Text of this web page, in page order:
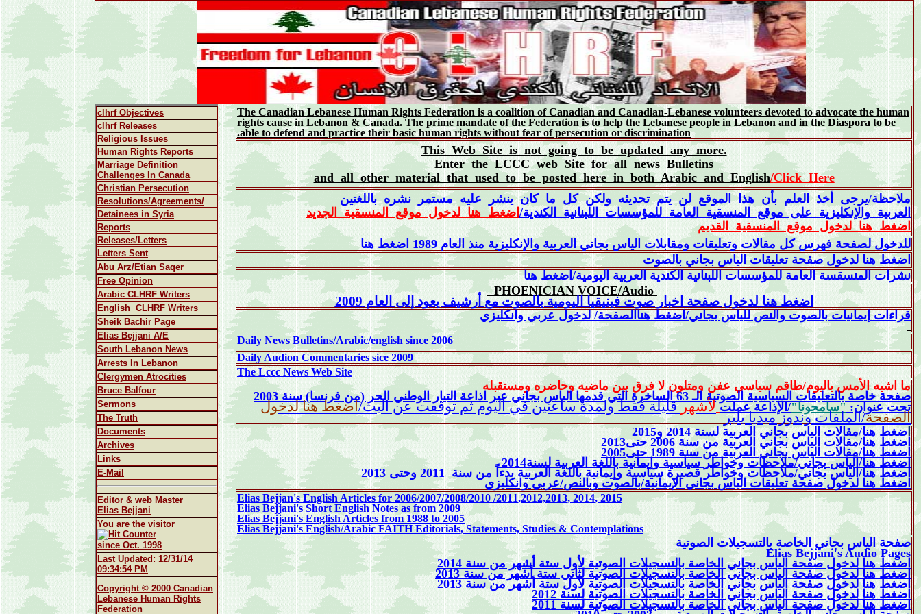
clhrf Objectives
clhrf Releases
Religious Issues
Human Rights Reports
Marriage Definition
Challenges In Canada
Christian Persecution
Resolutions/Agreements/
Detainees in Syria
Reports
Releases/Letters
Letters Sent
Abu Arz/Etian Saqer
Free Opinion
Arabic CLHRF Writers
English CLHRF Writers
Sheik Bachir Page
Elias Bejjani A/E
South Lebanon News
Arrests In Lebanon
Clergymen Atrocities
Bruce Balfour
Sermons
The Truth
Documents
Archives
Links
E-Mail
Editor & web Master
Elias Bejjani
You are the visitor
since Oct. 1998
Last Updated: 12/31/14
09:34:54 PM
Copyright © 2000 Canadian
Lebanese Human Rights
Federation
The Canadian Lebanese Human Rights Federation is a coalition of Canadian and Canadian-Lebanese volunteers devoted to advocate the human
rights cause in Lebanon & Canada. The prime mandate of the Federation is to help the Lebanese people in Lebanon and in the Diaspora to be
able to defend and practice their basic human rights without fear of persecution or discrimination.
This Web Site is not going to be updated any more.
Enter the LCCC web Site for all news Bulletins
and all other material that used to be posted here in both Arabic and English/Click Here
ملاحظة/يرجى أخذ العلم بأن هذا الموقع لن يتم تحديثه ولكن كل ما كان ينشر عليه مستمر نشره باللغتين
العربية والإنكليزية على موقع المنسقية العامة للمؤسسات اللبنانية الكندية/ اضغط هنا لدخول موقع المنسقية الجديد
اضغط هنا لدخول موقع المنسقية القديم
للدخول لصفحة فهرس كل مقالات وتعليقات ومقابلات الياس بجاني العربية والإنكليزية منذ العام 1989 اضغط هنا
اضغط هنا لدخول صفحة تعليقات الياس بجاني بالصوت
نشرات المنسقسة العامة للمؤسسات اللبنانية الكندية العربية اليومية/اضغط هنا
PHOENICIAN VOICE/Audio
اضغط هنا لدخول صفحة اخبار صوت فينيقيا اليومية بالصوت مع أرشيف يعود إلى العام 2009
قراءات إيمانيات بالصوت والنص للياس بجاني/اضغط هنا لدخول الصفحة/ عربي وانكليزي
Daily News Bulletins/Arabic/english since 2006
Daily Audion Commentaries sice 2009
The Lccc News Web Site
ما اشبه الأمس باليوم/طاقم سياسي عفن ومتلون لا فرق بين ماضيه وحاضره ومستقبله
صفحة خاصة بالتعليقات السياسية الصوتية الـ 63 الساخرة التي قدمها الياس بجاني عبر اذاعة
التيار الوطني الحر (من فرنسا) سنة 2003
تحت عنوان: "سامحونا"/الإذاعة عملت لأشهر قليلة فقط ولمدة ساعتين في اليوم ثم توقفت عن البث/اضغط هنا لدخول
الصفحة/الملفات وندوز ميديا بلير
اضغط هنا/مقالات الياس بجاني العربية لسنة 2014 و2015
اضغط هنا/مقالات الياس بجاني العربية من سنة 2006 حتى2013
اضغط هنا/مقالات الياس بجاني العربية من سنة 1989 حتى2005
اضغط هنا/ الياس بجاني/ملاحظات وخواطر سياسية وإيمانية باللغة العربية لسنة2014
اضغط هنا/الياس بجاني/ملاحظات وخواطر قصيرة سياسية وإيمانية باللغة العربية بدءاً من سنة2011 وحتى 2013
ضغط هنا لدخول صفحة تعليقات الياس بجاني الإيمانية/بالصوتوبالنص/عربي وانكليزي
Elias Bejjan's English Articles for 2006/2007/2008/2010 /2011,2012,2013, 2014, 2015
Elias Bejjani's Short English Notes as from 2009
Elias Bejjani's English Articles from1988 to 2005
Elias Bejjani's English/Arabic FAITH Editorials, Statements, Studies & Contemplations
صفحة الياس بجاني الخاصة بالتسجيلات الصوتية
Elias Bejjani'sAudio Pages
اضغط هنا لدخول صفحة الياس بجاني الخاصة بالتسجيلات الصوتية لأول ستة أشهر من سنة 2014
اضغط هنا لدخول صفحة الياس بجاني الخاصة بالتسجيلات الصوتية لثاني ستة أشهر من سنة 2013
اضغط هنا لدخول صفحة الياس بجاني الخاصة بالتسجيلات الصوتية لأول ستة أشهر من سنة 201 3
اضغط هنا لدخول صفحة الياس بجاني الخاصة بالتسجيلات الصوتية لسنة 2012
اضغط هنا لدخول صفحة الياس بجاني الخاصة بالتسجيلات الصوتية لسنة 2011